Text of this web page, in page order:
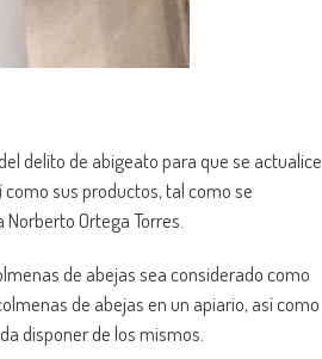
delito de abigeato para que se actualice
sus productos, tal como se
Ortega Torres.
de abejas sea considerado como
de abejas en un apiario, así como
disponer de los mismos.